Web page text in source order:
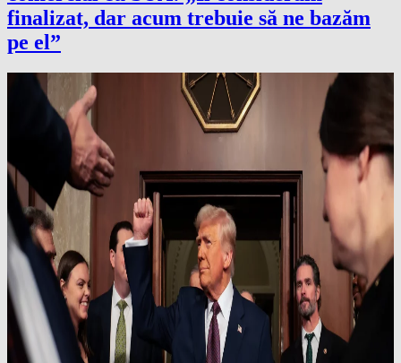
finalizat, dar acum trebuie să ne bazăm
pe el”